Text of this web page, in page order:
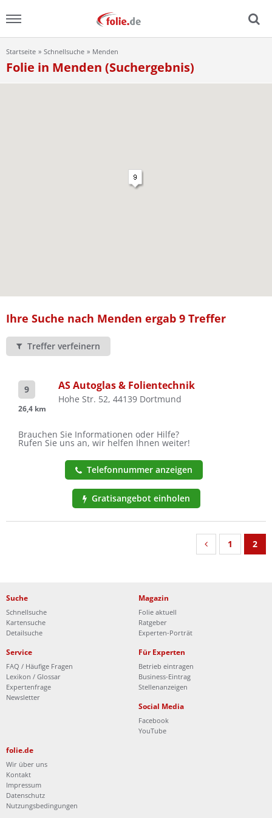
Home
Startseite Schnellsuche Menden
Folie in Menden (Suchergebnis)
Ihre Suche nach Menden ergab 9 Treffer
Treffer verfeinern
9
26,4 km
AS Autoglas & Folientechnik
Hohe Str. 52, 44139 Dortmund
Brauchen Sie Informationen oder Hilfe?
Rufen Sie uns an, wir helfen Ihnen weiter!
Telefonnummer anzeigen
Gratisangebot einholen
1 2
Suche
Schnellsuche
Kartensuche
Detailsuche
Magazin
Folie aktuell
Ratgeber
Experten-Porträt
Service
FAQ / Häufige Fragen
Lexikon / Glossar
Expertenfrage
Newsletter
Für Experten
Betrieb eintragen
Business-Eintrag
Stellenanzeigen
Social Media
Facebook
YouTube
folie.de
Wir über uns
Kontakt
Impressum
Datenschutz
Nutzungsbedingungen